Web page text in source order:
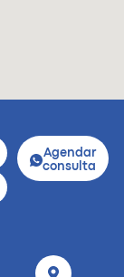
Agendar
consulta